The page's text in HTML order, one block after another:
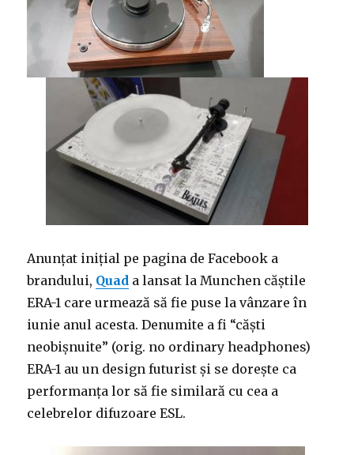
Anunțat inițial pe pagina de Facebook a
brandului, Quad a lansat la Munchen căștile
ERA-1 care urmează să fie puse la vânzare în
iunie anul acesta. Denumite a fi “căști
neobișnuite” (orig. no ordinary headphones)
ERA-1 au un design futurist și se dorește ca
performanța lor să fie similară cu cea a
celebrelor difuzoare ESL.